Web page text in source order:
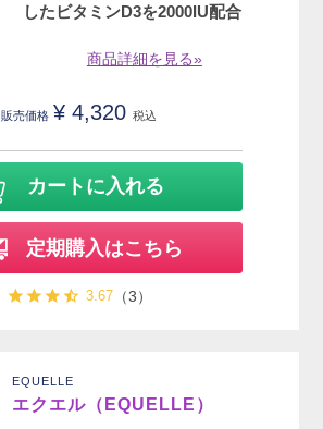
したビタミンD3を2000IU配合
商品詳細を見る»
販売価格 ¥ 4,320 税込
カートに入れる
定期購入はこちら
3.67 （3）
EQUELLE
エクエル（EQUELLE）